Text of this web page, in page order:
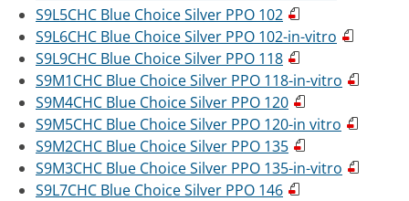
S9L5CHC Blue Choice Silver PPO 102
S9L6CHC Blue Choice Silver PPO 102-in-vitro
S9L9CHC Blue Choice Silver PPO 118
S9M1CHC Blue Choice Silver PPO 118-in-vitro
S9M4CHC Blue Choice Silver PPO 120
S9M5CHC Blue Choice Silver PPO 120-in vitro
S9M2CHC Blue Choice Silver PPO 135
S9M3CHC Blue Choice Silver PPO 135-in-vitro
S9L7CHC Blue Choice Silver PPO 146